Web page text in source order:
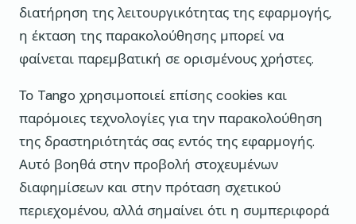
διατήρηση της λειτουργικότητας της εφαρμογής,
η έκταση της παρακολούθησης μπορεί να
φαίνεται παρεμβατική σε ορισμένους χρήστες.
Το Tango χρησιμοποιεί επίσης cookies και
παρόμοιες τεχνολογίες για την παρακολούθηση
της δραστηριότητάς σας εντός της εφαρμογής.
Αυτό βοηθά στην προβολή στοχευμένων
διαφημίσεων και στην πρόταση σχετικού
περιεχομένου, αλλά σημαίνει ότι η συμπεριφορά